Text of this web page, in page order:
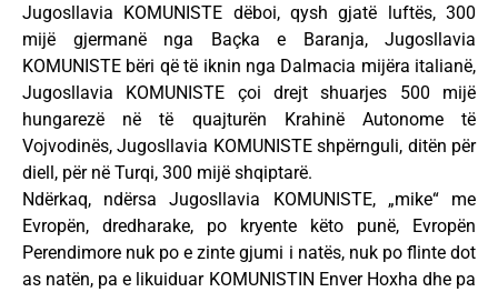
Jugosllavia KOMUNISTE dëboi, qysh gjatë luftës, 300
mijë gjermanë nga Baçka e Baranja, Jugosllavia
KOMUNISTE bëri që të iknin nga Dalmacia mijëra italianë,
Jugosllavia KOMUNISTE çoi drejt shuarjes 500 mijë
hungarezë në të quajturën Krahinë Autonome të
Vojvodinës, Jugosllavia KOMUNISTE shpërnguli, ditën për
diell, për në Turqi, 300 mijë shqiptarë.
Ndërkaq, ndërsa Jugosllavia KOMUNISTE, „mike“ me
Evropën, dredharake, po kryente këto punë, Evropën
Perendimore nuk po e zinte gjumi i natës, nuk po flinte dot
as natën, pa e likuiduar KOMUNISTIN Enver Hoxha dhe pa